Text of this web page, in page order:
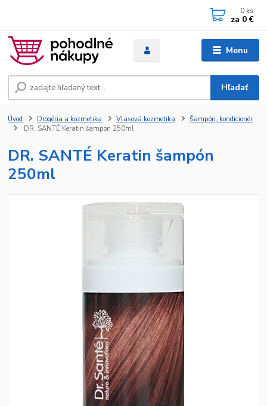
Menu
Hľadať
0 ks
za 0 €
Úvod Drogéria a kozmetika Vlasová kozmetika
Šampón, kondicionér
DR. SANTÉ Keratin šampón 250ml
DR. SANTÉ Keratin šampón
250ml